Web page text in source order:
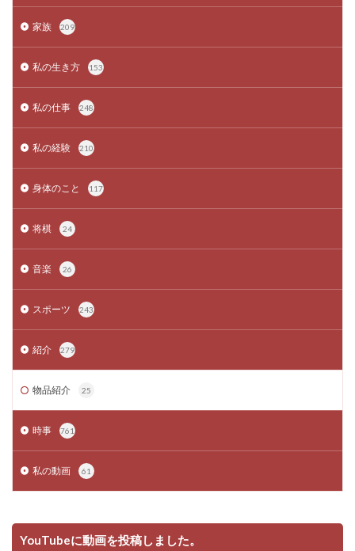
家族 209
私の生き方 153
私の仕事 248
私の経験 210
身体のこと 117
将棋 24
音楽 26
スポーツ 243
紹介 279
物品紹介 25
時事 761
私の動画 61
YouTubeに動画を投稿しました。